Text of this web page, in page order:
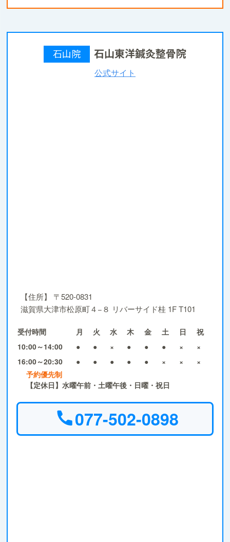
石山院 石山東洋鍼灸整骨院
公式サイト
【住所】
〒520-0831
滋賀県大津市松原町４−８ リバーサイド桂 1F T101
受付時間 月 火 水 木 金 土 日
祝
10:00～14:00
● ● × ● ● ● ×
×
16:00～20:30
● ● ● ● ● × ×
×
予約優先制
【定休日】水曜午前・土曜午後・日曜・祝日
077-502-0898